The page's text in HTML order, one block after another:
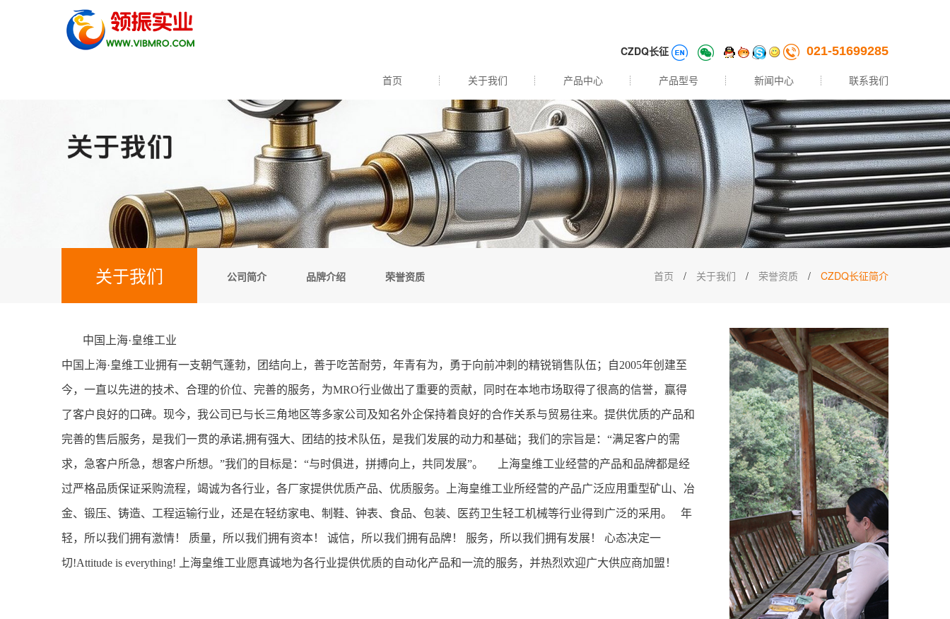
CZDQ长征 021-51699285
首页 关于我们 产品中心 产品型号 新闻中心 联系我们
关于我们 公司简介 品牌介绍 荣誉资质 首页 / 关于我们 / 荣誉资质 / CZDQ长征简介
中国上海·皇维工业
中国上海·皇维工业拥有一支朝气蓬勃，团结向上，善于吃苦耐劳，年青有为，勇于向前冲刺的精锐销售队伍；自2005年创建至
今，一直以先进的技术、合理的价位、完善的服务，为MRO行业做出了重要的贡献，同时在本地市场取得了很高的信誉，赢得
了客户良好的口碑。现今，我公司已与长三角地区等多家公司及知名外企保持着良好的合作关系与贸易往来。提供优质的产品和
完善的售后服务，是我们一贯的承诺,拥有强大、团结的技术队伍，是我们发展的动力和基础；我们的宗旨是：“满足客户的需
求，急客户所急，想客户所想。”我们的目标是：“与时俱进，拼搏向上，共同发展”。 上海皇维工业经营的产品和品牌都是经
过严格品质保证采购流程，竭诚为各行业，各厂家提供优质产品、优质服务。上海皇维工业所经营的产品广泛应用重型矿山、冶
金、锻压、铸造、工程运输行业，还是在轻纺家电、制鞋、钟表、食品、包装、医药卫生轻工机械等行业得到广泛的采用。 年
轻，所以我们拥有激情！ 质量，所以我们拥有资本！ 诚信，所以我们拥有品牌！ 服务，所以我们拥有发展！ 心态决定一
切!Attitude is everything! 上海皇维工业愿真诚地为各行业提供优质的自动化产品和一流的服务，并热烈欢迎广大供应商加盟！